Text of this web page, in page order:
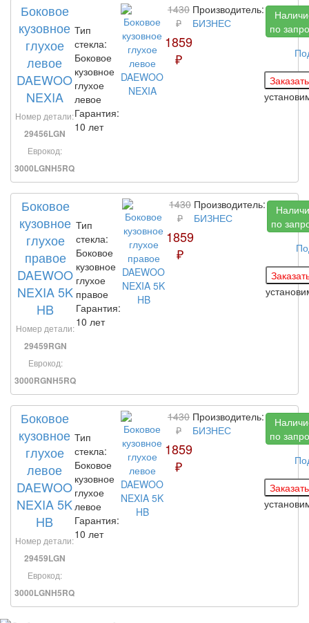
Боковое
кузовное
глухое
левое
DAEWOO
NEXIA
Номер детали:
29456LGN
Еврокод:
3000LGNH5RQ
Тип
стекла:
Боковое
кузовное
глухое
левое
Гарантия:
10 лет
1430
₽
1859
₽
Производитель:
БИЗНЕС
по
Боковое
кузовное
глухое
правое
DAEWOO
NEXIA 5K
HB
Номер детали:
29459RGN
Еврокод:
3000RGNH5RQ
Тип
стекла:
Боковое
кузовное
глухое
правое
Гарантия:
10 лет
1430
₽
1859
₽
Производитель:
БИЗНЕС
по
Боковое
кузовное
глухое
левое
DAEWOO
NEXIA 5K
HB
Номер детали:
29459LGN
Еврокод:
3000LGNH5RQ
Тип
стекла:
Боковое
кузовное
глухое
левое
Гарантия:
10 лет
1430
₽
1859
₽
Производитель:
БИЗНЕС
по